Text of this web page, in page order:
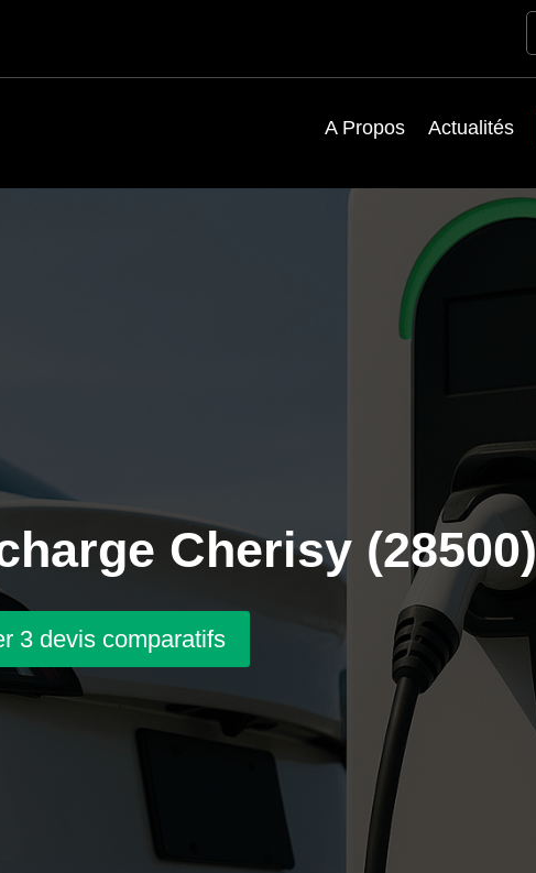
A Propos Actualités
Cherisy (28500)
3 devis comparatifs